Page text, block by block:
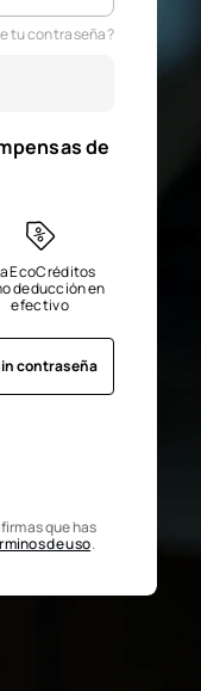
tu contraseña?
de
EcoCréditos
deducción en
efectivo
contraseña
que has
de uso.